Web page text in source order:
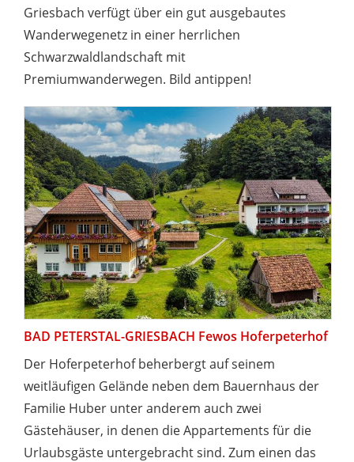
Griesbach verfügt über ein gut ausgebautes
Wanderwegenetz in einer herrlichen
Schwarzwaldlandschaft mit
Premiumwanderwegen. Bild antippen!
BAD PETERSTAL-GRIESBACH Fewos Hoferpeterhof
Der Hoferpeterhof beherbergt auf seinem
weitläufigen Gelände neben dem Bauernhaus der
Familie Huber unter anderem auch zwei
Gästehäuser, in denen die Appartements für die
Urlaubsgäste untergebracht sind. Zum einen das